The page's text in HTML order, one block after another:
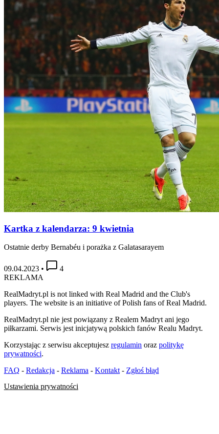
Kartka z kalendarza: 9 kwietnia
Ostatnie derby Bernabéu i porażka z Galatasarayem
09.04.2023 •
4
REKLAMA
RealMadryt.pl is not linked with Real Madrid and the Club's
players. The website is an initiative of Polish fans of Real Madrid.
RealMadryt.pl nie jest powiązany z Realem Madryt ani jego
piłkarzami. Serwis jest inicjatywą polskich fanów Realu Madryt.
Korzystając z serwisu akceptujesz regulamin oraz politykę
prywatności.
FAQ - Redakcja - Reklama - Kontakt - Zgłoś błąd
Ustawienia prywatności